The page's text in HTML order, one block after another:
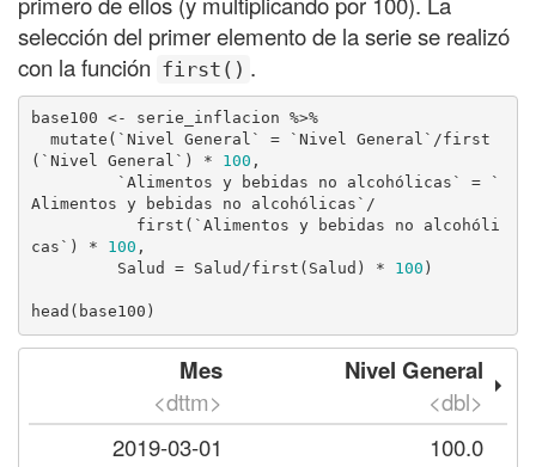
selección del primer elemento de la serie se realizó
con la función first() .
base100 <- serie_inflacion %>%
(`Nivel General`) * 100 ,
Alimentos y bebidas no alcohólicas`/
cas`) * 100 ,
         Salud = Salud/first(Salud) *
100 )
head(base100)
Mes
<dttm>
Nivel General
<dbl>
2019-03-01
100.0